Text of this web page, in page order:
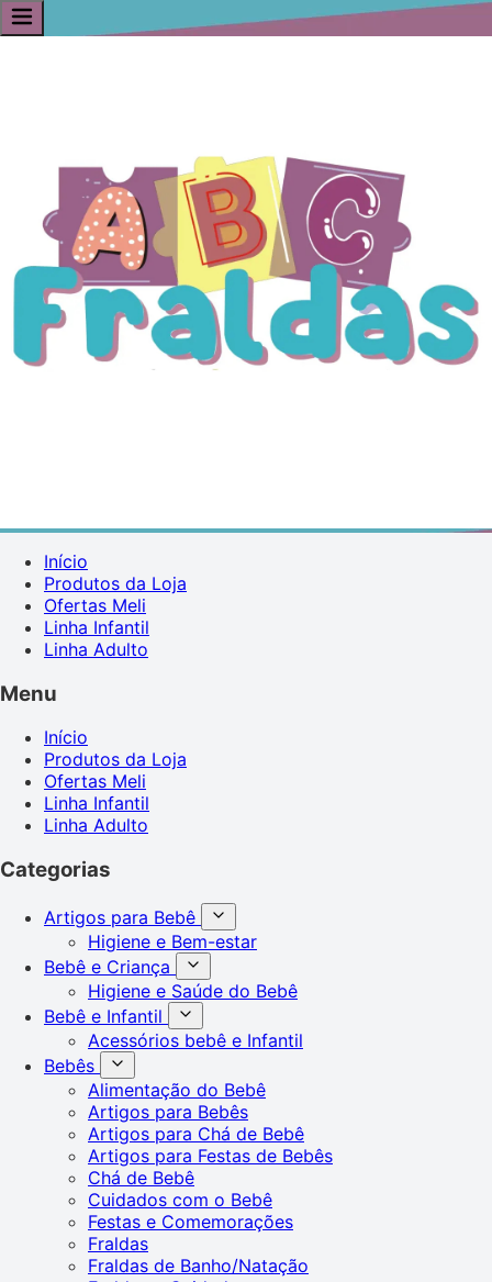
Início
Produtos da Loja
Ofertas Meli
Linha Infantil
Linha Adulto
Menu
Início
Produtos da Loja
Ofertas Meli
Linha Infantil
Linha Adulto
Categorias
Artigos para Bebê
Higiene e Bem-estar
Bebê e Criança
Higiene e Saúde do Bebê
Bebê e Infantil
Acessórios bebê e Infantil
Bebês
Alimentação do Bebê
Artigos para Bebês
Artigos para Chá de Bebê
Artigos para Festas de Bebês
Chá de Bebê
Cuidados com o Bebê
Festas e Comemorações
Fraldas
Fraldas de Banho/Natação